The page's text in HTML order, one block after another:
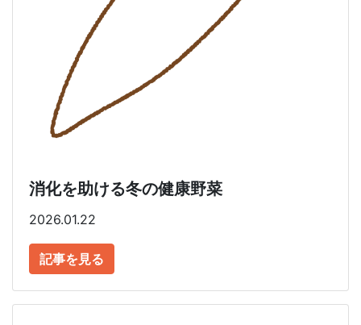
消化を助ける冬の健康野菜
2026.01.22
記事を見る